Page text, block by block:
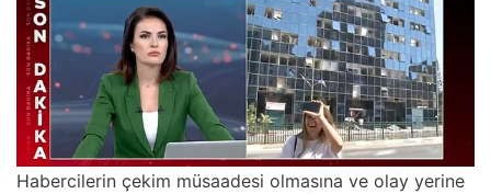
Habercilerin çekim müsaadesi olmasına ve olay yerine